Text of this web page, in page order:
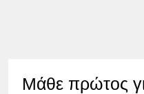
Μάθε πρώτος